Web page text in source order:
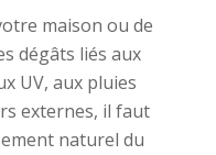
maison ou de
dégâts liés aux
UV, aux pluies
externes, il faut
naturel du